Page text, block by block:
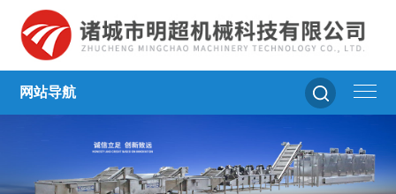
网站导航